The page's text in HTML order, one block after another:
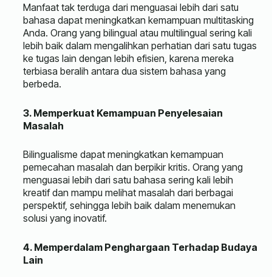
Manfaat tak terduga dari menguasai lebih dari satu
bahasa dapat meningkatkan kemampuan multitasking
Anda. Orang yang bilingual atau multilingual sering kali
lebih baik dalam mengalihkan perhatian dari satu tugas
ke tugas lain dengan lebih efisien, karena mereka
terbiasa beralih antara dua sistem bahasa yang
berbeda.
3. Memperkuat Kemampuan Penyelesaian
Masalah
Bilingualisme dapat meningkatkan kemampuan
pemecahan masalah dan berpikir kritis. Orang yang
menguasai lebih dari satu bahasa sering kali lebih
kreatif dan mampu melihat masalah dari berbagai
perspektif, sehingga lebih baik dalam menemukan
solusi yang inovatif.
4. Memperdalam Penghargaan Terhadap Budaya
Lain